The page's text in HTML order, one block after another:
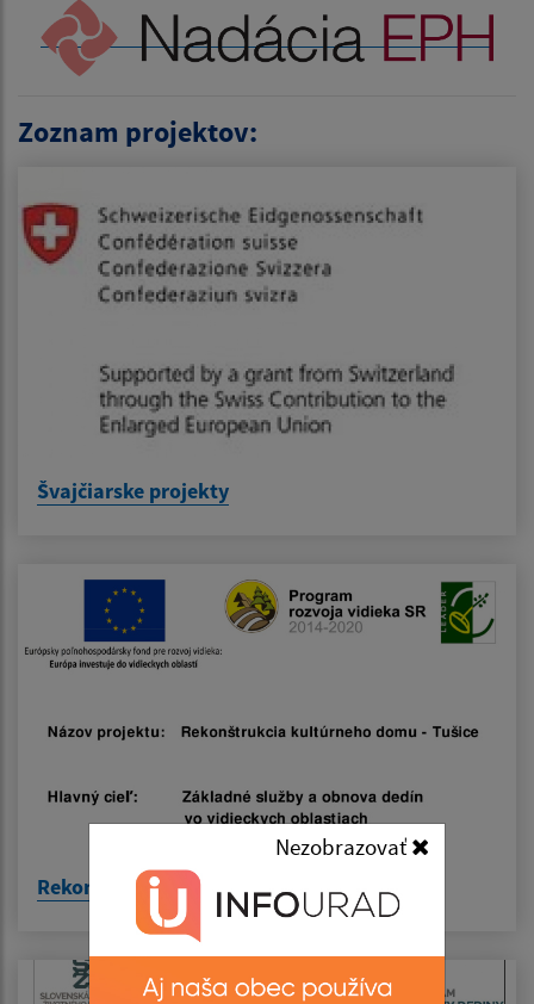
Nezobrazovať
Zoznam projektov:
Švajčiarske projekty
Rekonštrukcia kultúrneho domu – Tušice